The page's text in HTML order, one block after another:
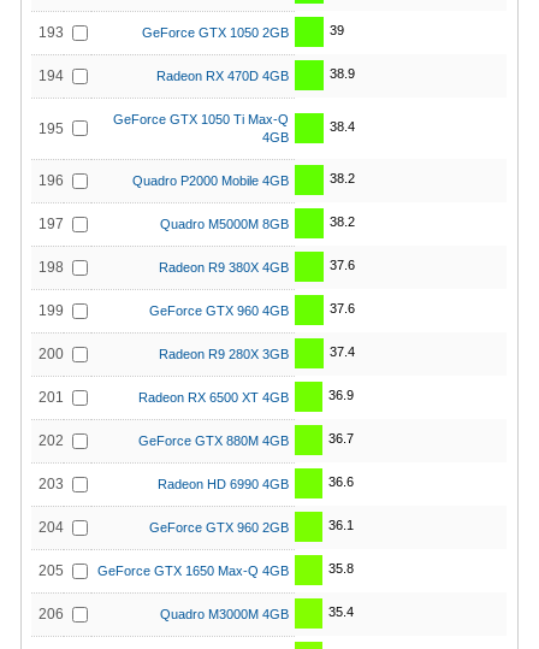
193 GeForce GTX 1050 2GB 39
194 Radeon RX 470D 4GB 38.9
195
GeForce GTX 1050 Ti Max-Q
4GB
38.4
196 Quadro P2000 Mobile 4GB 38.2
197 Quadro M5000M 8GB 38.2
198 Radeon R9 380X 4GB 37.6
199 GeForce GTX 960 4GB 37.6
200 Radeon R9 280X 3GB 37.4
201 Radeon RX 6500 XT 4GB 36.9
202 GeForce GTX 880M 4GB 36.7
203 Radeon HD 6990 4GB 36.6
204 GeForce GTX 960 2GB 36.1
205 GeForce GTX 1650 Max-Q 4GB 35.8
206 Quadro M3000M 4GB 35.4